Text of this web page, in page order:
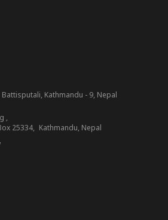
Kathmandu - 9, Nepal
,
25334, Kathmandu, Nepal